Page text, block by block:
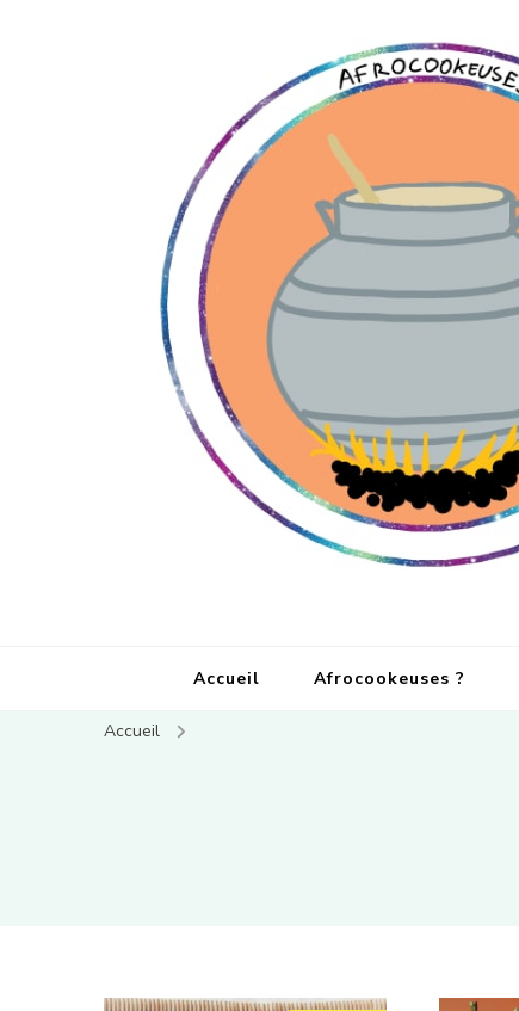
Accueil Afrocookeuses ?
Accueil